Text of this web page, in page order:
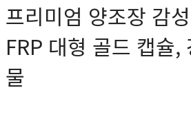
프리미엄 양조장 감
FRP 대형 골드 캡슐,
물